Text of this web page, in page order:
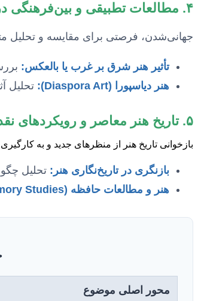
۴. مطالعات تطبیقی و بین‌فرهنگی در هنر
جهانی‌شدن، فرصتی برای مقایسه و تحلیل
تأثیر هنر شرق بر غرب یا بالعکس:
هنر دیاسپورا (Diaspora Art):
تحلیل
۵. تاریخ هنر معاصر و رویکردهای نقد جدید
بازخوانی تاریخ هنر از منظرهای جدید و به
بازنگری در تاریخ‌نگاری هنر: تحلیل
هنر و مطالعات حافظه (Memory Studies):
محور اصلی موضوع